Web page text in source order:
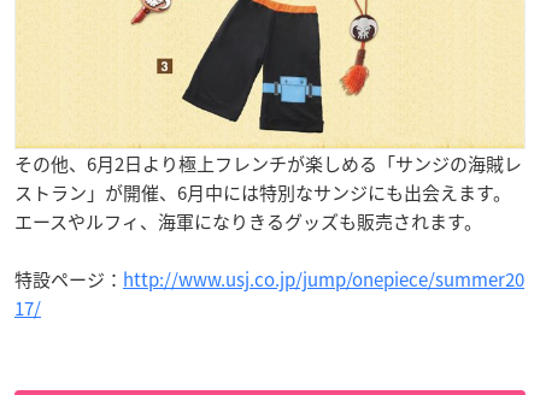
その他、6月2日より極上フレンチが楽しめる「サンジの海賊レ
ストラン」が開催、6月中には特別なサンジにも出会えます。
エースやルフィ、海軍になりきるグッズも販売されます。
特設ページ： http://www.usj.co.jp/jump/onepiece/summer20
17/